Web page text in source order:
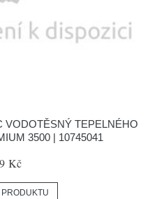
VODOTĚSNÝ TEPELNÉHO
3500 | 10745041
Kč
PRODUKTU